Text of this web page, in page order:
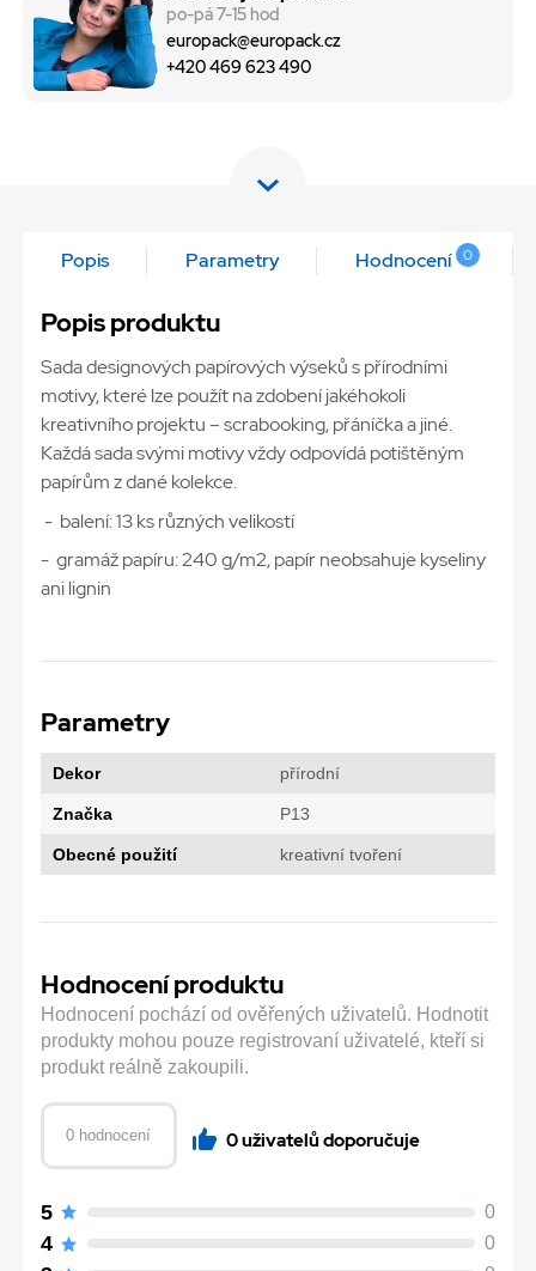
po-pá 7-15 hod
europack@europack.cz
+420 469 623 490
Popis Parametry Hodnocení 0
Popis produktu
Sada designových papírových výseků s přírodními
motivy, které lze použít na zdobení jakéhokoli
kreativního projektu – scrabooking, přáníčka a jiné.
Každá sada svými motivy vždy odpovídá potištěným
papírům z dané kolekce.
- balení: 13 ks různých velikostí
- gramáž papíru: 240 g/m2, papír neobsahuje kyseliny
ani lignin
Parametry
Dekor přírodní
Značka P13
Obecné použití kreativní tvoření
Hodnocení produktu
Hodnocení pochází od ověřených uživatelů. Hodnotit
produkty mohou pouze registrovaní uživatelé, kteří si
produkt reálně zakoupili.
0 hodnocení 0 uživatelů doporučuje
5 0
4 0